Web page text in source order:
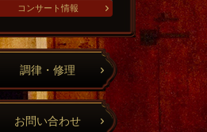
コンサート情報
調律・修理
お問い合わせ